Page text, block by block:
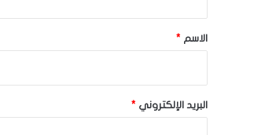
*
الاسم *
البريد الإلكتروني *